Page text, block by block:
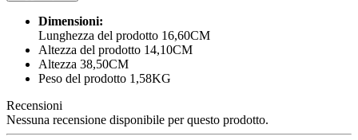
Dimensioni:
Lunghezza del prodotto 16,60CM
Altezza del prodotto 14,10CM
Altezza 38,50CM
Peso del prodotto 1,58KG
Recensioni
Nessuna recensione disponibile per questo prodotto.